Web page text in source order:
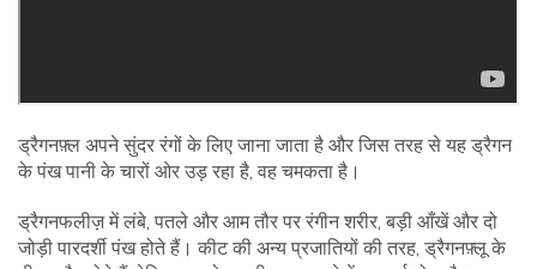
ड्रैगनफ़्ल अपने सुंदर रंगों के लिए जाना जाता है और जिस तरह से यह ड्रैगन
के पंख पानी के चारों ओर उड़ रहा है, वह चमकता है।
ड्रैगनफलीज़ में लंबे, पतले और आम तौर पर रंगीन शरीर, बड़ी आँखें और दो
जोड़ी पारदर्शी पंख होते हैं। कीट की अन्य प्रजातियों की तरह, ड्रैगनफ़्लू के